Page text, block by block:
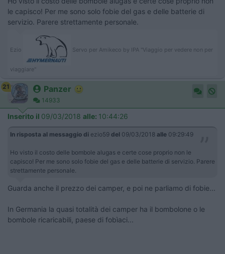
le capisco! Per me sono solo fobie del gas e delle batterie di
servizio. Parere strettamente personale.
Ezio Servo per Amikeco by IPA "Viaggio per vedere non per
viaggiare"
21 Panzer
14933
Inserito il 09/03/2018 alle: 10:44:26
In risposta al messaggio di ezio59 del 09/03/2018 alle 09:29:49
Ho visto il costo delle bombole alugas e certe cose proprio non le
capisco! Per me sono solo fobie del gas e delle batterie di servizio. Parere
strettamente personale.
Guarda anche il prezzo dei camper, e poi ne parliamo di fobie...
In Germania la quasi totalità dei camper ha il bombolone o le
bombole ricaricabili, paese di fobìaci...